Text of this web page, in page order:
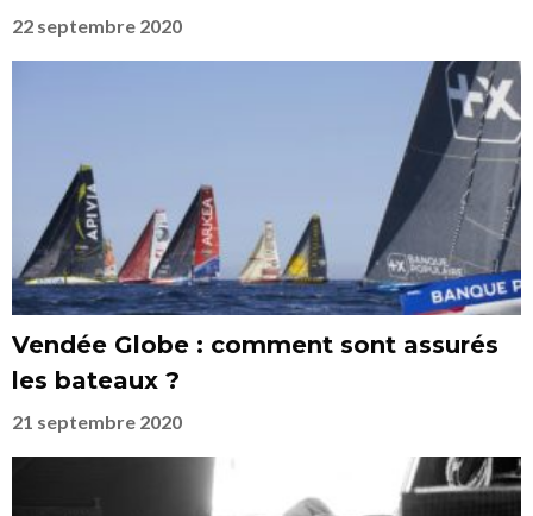
22 septembre 2020
Vendée Globe : comment sont assurés
les bateaux ?
21 septembre 2020